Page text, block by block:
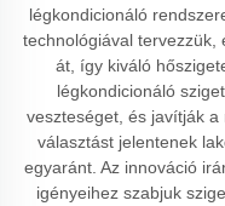
légkondicionáló
technológiával tervezzük,
át, így kiváló
légkondicionáló
veszteséget, és javítják
választást jelentenek
egyaránt. Az innováció
igényeihez szabjuk